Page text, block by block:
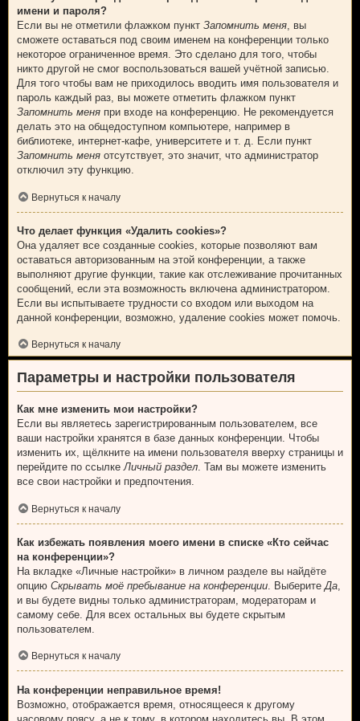
имени и пароля?
Если вы не отметили флажком пункт Запомнить меня , вы
сможете оставаться под своим именем на конференции только
некоторое ограниченное время. Это сделано для того, чтобы
никто другой не смог воспользоваться вашей учётной записью.
Для того чтобы вам не приходилось вводить имя пользователя и
пароль каждый раз, вы можете отметить флажком пункт
Запомнить меня при входе на конференцию. Не рекомендуется
делать это на общедоступном компьютере, например в
библиотеке, интернет-кафе, университете и т. д. Если пункт
Запомнить меня отсутствует, это значит, что администратор
отключил эту функцию.
Вернуться к началу
Что делает функция «Удалить cookies»?
Она удаляет все созданные cookies, которые позволяют вам
оставаться авторизованным на этой конференции, а также
выполняют другие функции, такие как отслеживание прочитанных
сообщений, если эта возможность включена администратором.
Если вы испытываете трудности со входом или выходом на
данной конференции, возможно, удаление cookies может помочь.
Вернуться к началу
Параметры и настройки пользователя
Как мне изменить мои настройки?
Если вы являетесь зарегистрированным пользователем, все
ваши настройки хранятся в базе данных конференции. Чтобы
изменить их, щёлкните на имени пользователя вверху страницы и
перейдите по ссылкеЛичный раздел. Там вы можете изменить
все свои настройки и предпочтения.
Вернуться к началу
Как избежать появления моего имени в списке «Кто сейчас
на конференции»?
На вкладке «Личные настройки» в личном разделе вы найдёте
опцию Скрывать моё пребывание на конференции . Выберите Да
и вы будете видны только администраторам, модераторам и
самому себе. Для всех остальных вы будете скрытым
пользователем.
Вернуться к началу
На конференции неправильное время!
Возможно, отображается время, относящееся к другому